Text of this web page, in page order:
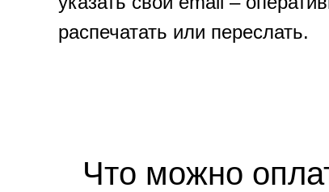
распечатать или переслать.
Что можно